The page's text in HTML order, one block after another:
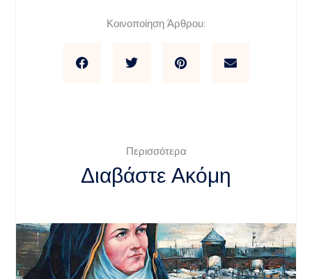
Κοινοποίηση Άρθρου:
Περισσότερα
Διαβάστε Ακόμη